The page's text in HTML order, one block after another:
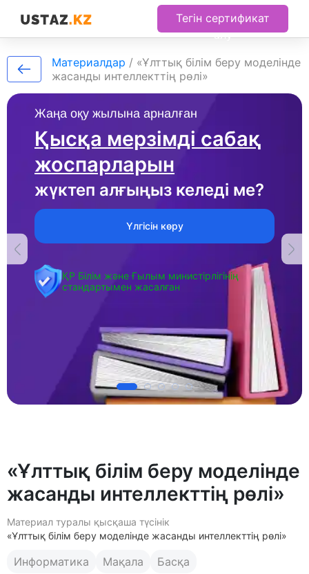
Тегін сертификат
алу
Жаңа оқу жылына арналған
Қысқа мерзімді сабақ
жоспарларын
жүктеп алғыңыз келеді ме?
Үлгісін көру
ҚР Білім және Ғылым министірлігінің
стандартымен жасалған
Материалдар / «Ұлттық білім беру моделінде
жасанды интеллекттің рөлі»
«Ұлттық білім беру моделінде
жасанды интеллекттің рөлі»
Материал туралы қысқаша түсінік
«Ұлттық білім беру моделінде жасанды интеллекттің рөлі»
Информатика Мақала Басқа